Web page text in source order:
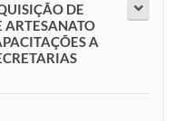
DE
ARTESANATO
A